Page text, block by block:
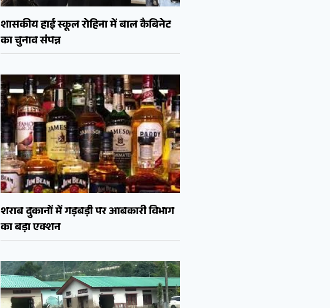
शासकीय हाई स्कूल रोहिना में बाल कैबिनेट
का चुनाव संपन्न
शराब दुकानों में गड़बड़ी पर आबकारी विभाग
का बड़ा एक्शन